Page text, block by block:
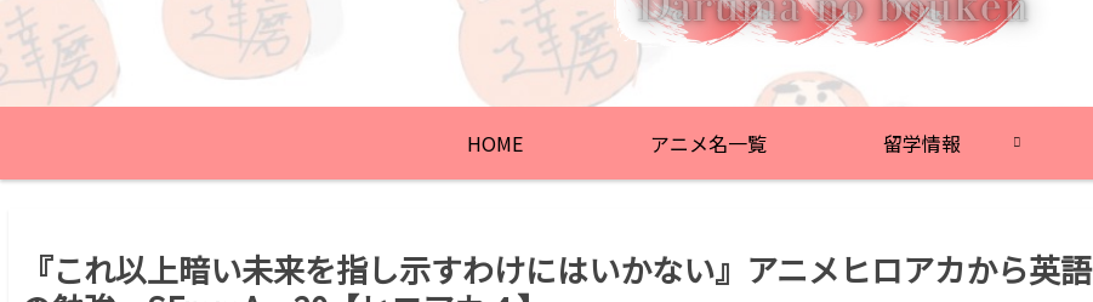
HOME アニメ名一覧 留学情報
『これ以上暗い未来を指し示すわけにはいかない』アニメヒロアカから英語